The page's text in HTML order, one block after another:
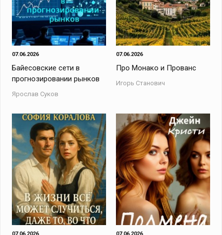
07.06.2026
Байесовские сети в
прогнозировании рынков
Ярослав Суков
07.06.2026
Про Монако и Прованс
Игорь Станович